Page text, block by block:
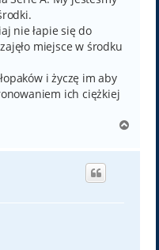
nie łapie się do
miejsce w środku
i życzę im aby
ich ciężkiej
g